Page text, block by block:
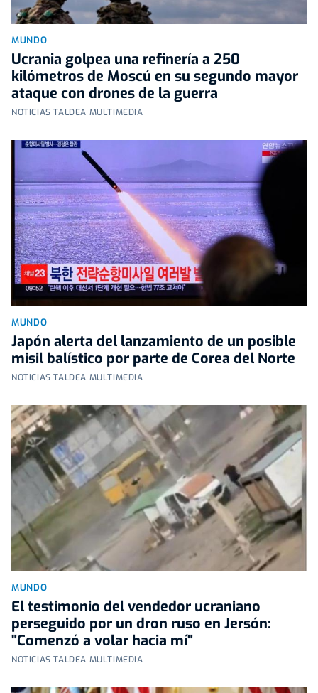
MUNDO
Ucrania golpea una refinería a 250
kilómetros de Moscú en su segundo mayor
ataque con drones de la guerra
NOTICIAS TALDEA MULTIMEDIA
MUNDO
Japón alerta del lanzamiento de un posible
misil balístico por parte de Corea del Norte
NOTICIAS TALDEA MULTIMEDIA
MUNDO
El testimonio del vendedor ucraniano
perseguido por un dron ruso en Jersón:
"Comenzó a volar hacia mí"
NOTICIAS TALDEA MULTIMEDIA